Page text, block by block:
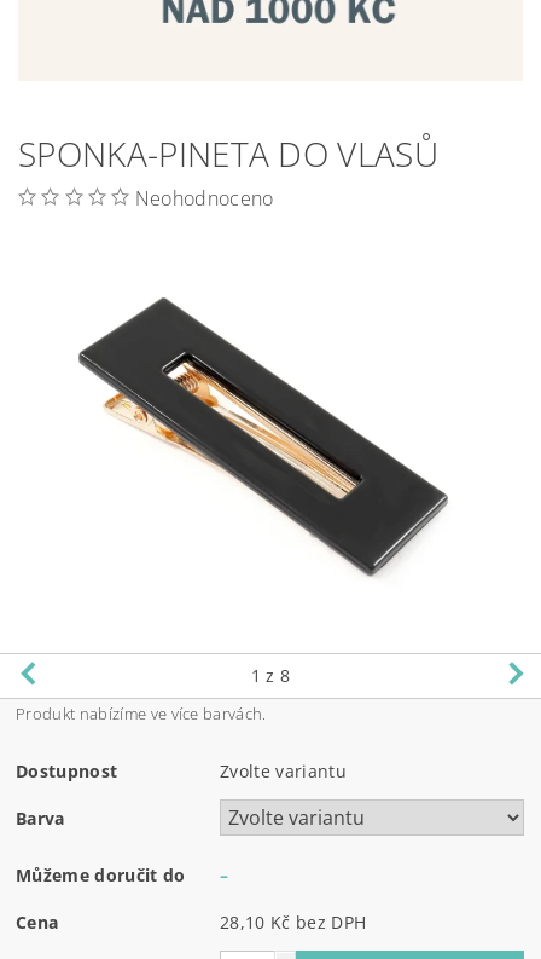
SPONKA-PINETA DO VLASŮ
Neohodnoceno
1 z 8
Produkt nabízíme ve více barvách.
Dostupnost Zvolte variantu
Barva
Můžeme doručit do –
Cena 28,10 Kč bez DPH